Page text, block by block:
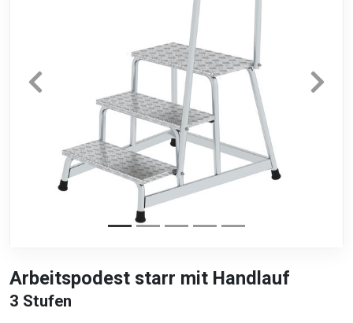
Arbeitspodest starr mit Handlauf
3 Stufen